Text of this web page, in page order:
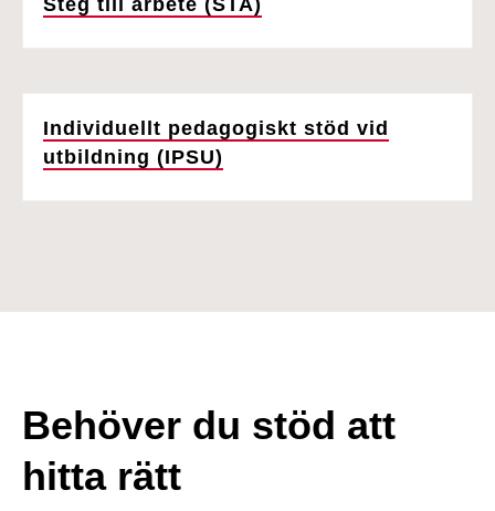
Steg till arbete (STA)
Individuellt pedagogiskt stöd vid
utbildning (IPSU)
Behöver du stöd att
hitta rätt